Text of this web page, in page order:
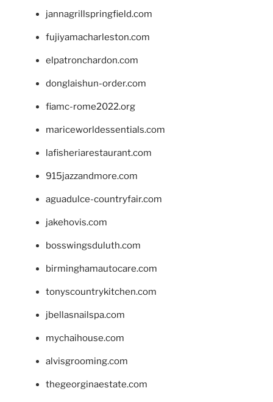
jannagrillspringfield.com
fujiyamacharleston.com
elpatronchardon.com
donglaishun-order.com
fiamc-rome2022.org
mariceworldessentials.com
lafisheriarestaurant.com
915jazzandmore.com
aguadulce-countryfair.com
jakehovis.com
bosswingsduluth.com
birminghamautocare.com
tonyscountrykitchen.com
jbellasnailspa.com
mychaihouse.com
alvisgrooming.com
thegeorginaestate.com